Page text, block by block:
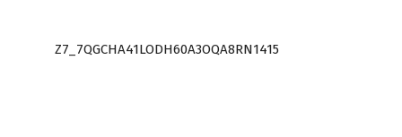
Z7_7QGCHA41LODH60A3OQA8RN1415